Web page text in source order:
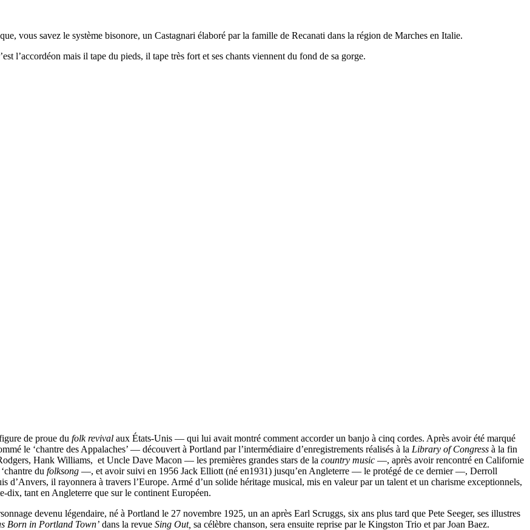
vous savez le système bisonore, un Castagnari élaboré par la famille de Recanati dans la région de Marches en Italie.
l’accordéon mais il tape du pieds, il tape très fort et ses chants viennent du fond de sa gorge.
de proue du folk revival aux États-Unis — qui lui avait montré comment accorder un banjo à cinq cordes. Après avoir été marqué
le ‘chantre des Appalaches’ — découvert à Portland par l’intermédiaire d’enregistrements réalisés à la Library of Congress à la fin
Hank Williams, et Uncle Dave Macon — les premières grandes stars de la country music —, après avoir rencontré en Californie
du folksong —, et avoir suivi en 1956 Jack Elliott (né en1931) jusqu’en Angleterre — le protégé de ce dernier —, Derroll
il rayonnera à travers l’Europe. Armé d’un solide héritage musical, mis en valeur par un talent et un charisme exceptionnels,
dix, tant en Angleterre que sur le continent Européen.
devenu légendaire, né à Portland le 27 novembre 1925, un an après Earl Scruggs, six ans plus tard que Pete Seeger, ses illustres
Born in Portland Town’ dans la revue Sing Out, sa célèbre chanson, sera ensuite reprise par le Kingston Trio et par Joan Baez.